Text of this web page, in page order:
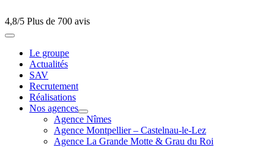
4,8/5 Plus de 700 avis
Le groupe
Actualités
SAV
Recrutement
Réalisations
Nos agences
Agence Nîmes
Agence Montpellier – Castelnau-le-Lez
Agence La Grande Motte & Grau du Roi